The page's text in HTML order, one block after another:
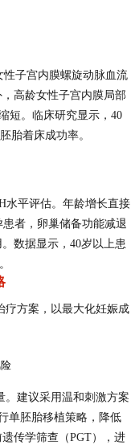
性子宫内膜螺旋动脉血流
高龄女性子宫内膜局部
短。临床研究显示，40
胎着床成功率。
水平评估。年龄增长直接
者，卵巢储备功能减退
数据显示，40岁以上患
疗方案，以最大化妊娠成
。建议采用温和刺激方案
单胚胎移植策略，降低
传学筛查（PGT），进